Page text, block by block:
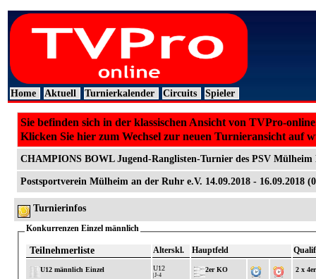
Home Aktuell Turnierkalender Circuits Spieler
Sie befinden sich in der klassischen Ansicht von TVPro-
Klicken Sie hier zum Wechsel zur neuen Turnieransicht auf
CHAMPIONS BOWL Jugend-Ranglisten-Turnier des PSV Mülheim
Postsportverein Mülheim an der Ruhr e.V. 14.09.2018 - 16.09.2018
Turnierinfos
Konkurrenzen Einzel männlich
Teilnehmerliste Alterskl. Hauptfeld
U12 männlich Einzel U12
|J-4
2er KO 2 x